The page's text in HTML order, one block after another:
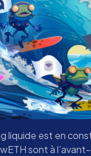
liquide est en
sont à